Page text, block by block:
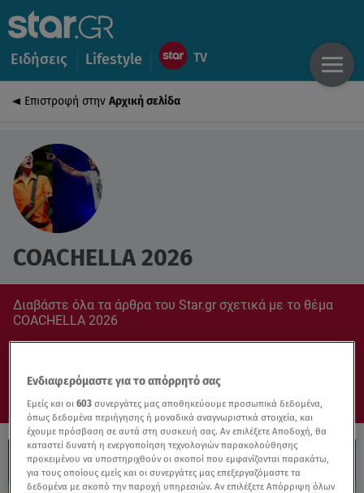
Ειδήσεις Lifestyle
Επιστροφή στην Αρχική σελίδα
COACHELLA 2026
Διαβάστε όλα τα άρθρα του Star.gr σχετικά με το θέμα
COACHELLA 2026
Ενδιαφερόμαστε για το απόρρητό σας
Εμείς και οι603 συνεργάτες μας αποθηκεύουμε προσωπικά δεδομένα,
όπως δεδομένα περιήγησης ή μοναδικά αναγνωριστικά στοιχεία, και
έχουμε πρόσβαση σε αυτά στη συσκευή σας. Αν επιλέξετε Αποδοχή, θα
καταστεί δυνατή η ενεργοποίηση τεχνολογιών παρακολούθησης
προκειμένου να υποστηριχθούν οι σκοποί που εμφανίζονται παρακάτω,
για τους οποίους εμείς και οι συνεργάτες μας επεξεργαζόμαστε τα
δεδομένα με σκοπό την παροχή υπηρεσιών. Αν επιλέξετε Απόρριψη όλων